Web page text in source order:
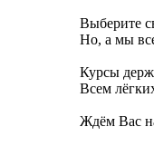
Выберите
Но, а мы
Курсы
Всем
Ждём Вас